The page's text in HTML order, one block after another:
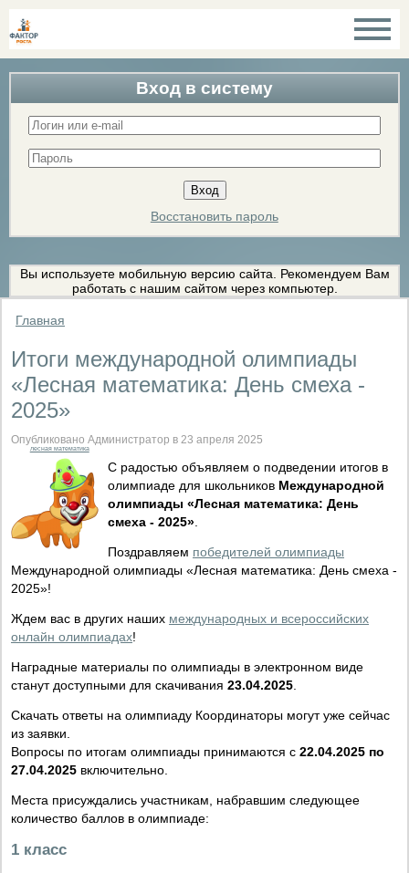
Вход в систему
Восстановить пароль
Вы используете мобильную версию сайта. Рекомендуем Вам
работать с нашим сайтом через компьютер.
Главная
Итоги международной олимпиады
«Лесная математика: День смеха -
2025»
Опубликовано Администратор в 23 апреля 2025
лесная математика
С радостью объявляем о подведении итогов в
олимпиаде для школьников Международной
олимпиады «Лесная математика: День
смеха - 2025»
Поздравляем победителей олимпиады
Международной олимпиады «Лесная математика: День смеха -
2025»!
Ждем вас в других наших международных и всероссийских
онлайн олимпиадах!
Наградные материалы по олимпиады в электронном виде
станут доступными для скачивания 23.04.2025
Скачать ответы на олимпиаду Координаторы могут уже сейчас
из заявки.
Вопросы по итогам олимпиады принимаются с 22.04.2025 по
27.04.2025 включительно.
Места присуждались участникам, набравшим следующее
количество баллов в олимпиаде:
1 класс